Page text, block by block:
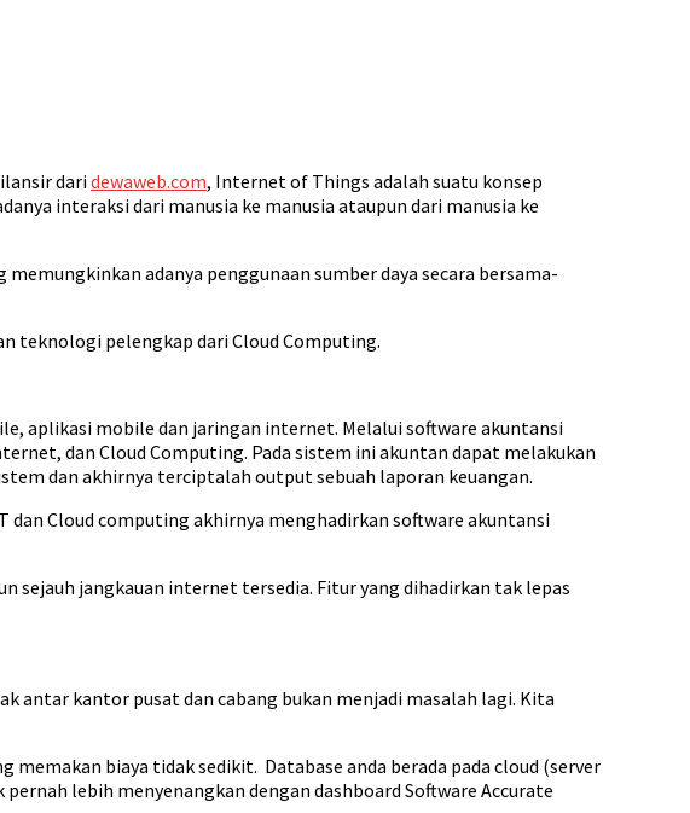
daridewaweb.com, Internet of Things adalah suatu konsep
interaksi dari manusia ke manusia ataupun dari manusia ke
adanya penggunaan sumber daya secara bersama-
teknologi pelengkap dari Cloud Computing.
aplikasi mobile dan jaringan internet. Melalui software akuntansi
dan Cloud Computing. Pada sistem ini akuntan dapat melakukan
dan akhirnya terciptalah output sebuah laporan keuangan.
Cloud computing akhirnya menghadirkan software akuntansi
sejauh jangkauan internet tersedia. Fitur yang dihadirkan tak lepas
antar kantor pusat dan cabang bukan menjadi masalah lagi. Kita
biaya tidak sedikit. Database anda berada pada cloud (server
lebih menyenangkan dengan dashboard Software Accurate